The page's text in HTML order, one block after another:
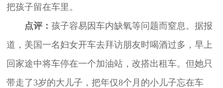
把孩子留在车里。
点评： 孩子容易因车内缺氧等问题而窒息。据报
道，美国一名妇女开车去拜访朋友时喝酒过多，早上
回家途中将车停在一个加油站，改搭出租车。但她只
带走了3岁的大儿子，把年仅8个月的小儿子忘在车